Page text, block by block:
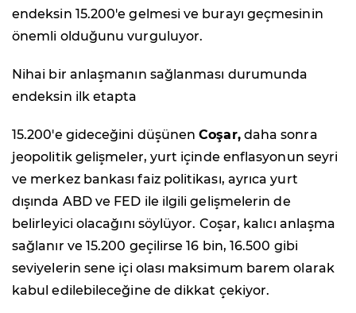
endeksin 15.200'e gelmesi ve burayı geçmesinin
önemli olduğunu vurguluyor.
Nihai bir anlaşmanın sağlanması durumunda
endeksin ilk etapta
15.200'e gideceğini düşünenCoşar,daha sonra
jeopolitik gelişmeler, yurt içinde enflasyonun seyri
ve merkez bankası faiz politikası, ayrıca yurt
dışında ABD ve FED ile ilgili gelişmelerin de
belirleyici olacağını söylüyor. Coşar, kalıcı anlaşma
sağlanır ve 15.200 geçilirse 16 bin, 16.500 gibi
seviyelerin sene içi olası maksimum barem olarak
kabul edilebileceğine de dikkat çekiyor.